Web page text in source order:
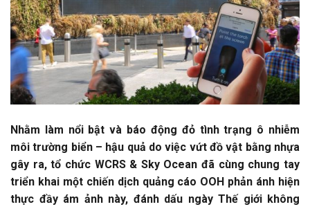
Nhằm làm nổi bật và báo động đỏ tình trạng ô nhiễm
môi trường biển – hậu quả do việc vứt đồ vật bằng nhựa
gây ra, tổ chức WCRS & Sky Ocean đã cùng chung tay
triển khai một chiến dịch quảng cáo OOH phản ánh hiện
thực đầy ám ảnh này, đánh dấu ngày Thế giới không